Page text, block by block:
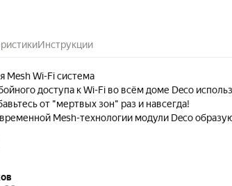
Инструкции
Wi-Fi система
доступа к Wi-Fi во всём доме Deco
от "мертвых зон" раз и навсегда!
Mesh-технологии модули Deco
с одним именем. Ваши устройства будут
между разными модулями Deco на высокой
E4 с двумя устройствами обеспечивает